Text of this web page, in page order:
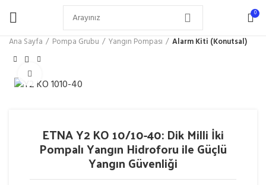
0
Ana Sayfa Pompa Grubu Yangın Pompası Alarm Kiti (Konutsal)
ETNA Y2 KO 10/10-40: Dik Milli İki
Pompalı Yangın Hidroforu ile Güçlü
Yangın Güvenliği